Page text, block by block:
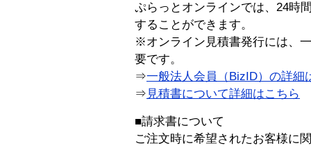
ぷらっとオンラインでは、24時
することができます。
※オンライン見積書発行には、
要です。
⇒一般法人会員（BizID）の詳細
⇒ 見積書について詳細はこちら
■請求書について
ご注文時に希望されたお客様に